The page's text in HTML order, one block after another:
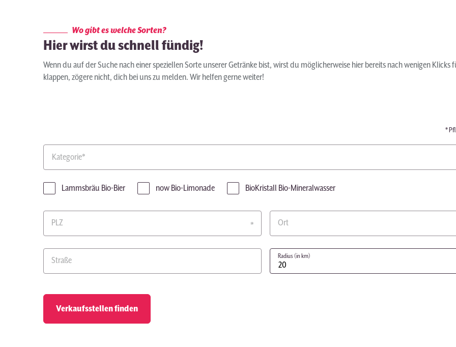
Wo gibt es welche Sorten?
Hier wirst du schnell fündig!
Wenn du auf der Suche nach einer speziellen Sorte unserer Getränke bist, wirst du möglicherweise hier bereits nach wenigen
klappen, zögere nicht, dich bei uns zu melden. Wir helfen gerne weiter!
*
Kategorie*
Lammsbräu Bio-Bier now Bio-Limonade BioKristall Bio-Mineralwasser
PLZ Ort
Straße Radius (in km)